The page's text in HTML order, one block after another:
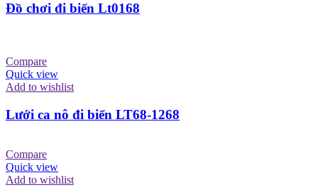
Đồ chơi đi biển Lt0168
Compare
Quick view
Add to wishlist
Lưới ca nô đi biển LT68-1268
Compare
Quick view
Add to wishlist